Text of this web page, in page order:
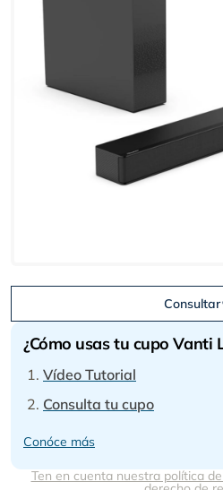
Consultar
¿Cómo usas tu cupo Vanti
Vídeo Tutorial
Consulta tu cupo
Conóce más
Ten en cuenta nuestra política